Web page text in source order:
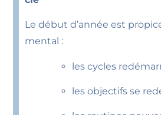
Le début d’année est
mental :
les cycles
les objectifs se